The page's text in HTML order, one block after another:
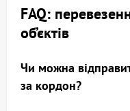
FAQ:
об’єктів
Чи можна
за кордон?